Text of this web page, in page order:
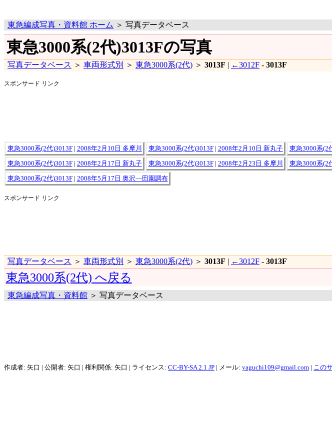
東急編成写真・資料館 ホーム ＞ 写真データベース
東急3000系(2代)3013Fの写真
写真データベース ＞ 車両形式別 ＞ 東急3000系(2代) ＞ 3013F | ←3012F - 3013F
スポンサード リンク
東急3000系(2代)3013F| 2008年2月10日 多摩川 東急3000系(2代)3013F| 2008年2月10日 新丸子 東急3000系(2
東急3000系(2代)3013F| 2008年2月17日 新丸子 東急3000系(2代)3013F| 2008年2月23日 多摩川 東急3000系(2
東急3000系(2代)3013F| 2008年5月17日 奥沢―田園調布
スポンサード リンク
写真データベース ＞ 車両形式別 ＞ 東急3000系(2代) ＞ 3013F | ←3012F - 3013F
東急3000系(2代) へ戻る
東急編成写真・資料館 ＞ 写真データベース
作成者: 矢口 | 公開者: 矢口 | 権利関係: 矢口 | ライセンス: CC-BY-SA 2.1 JP | メール: yaguchi109@gmail.com | この